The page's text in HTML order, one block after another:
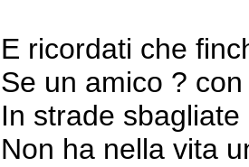
E ricordati che
Se un amico ?
In strade
Non ha nella vita